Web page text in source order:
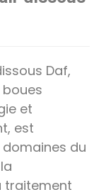
Daf,
et
est
du
traitement